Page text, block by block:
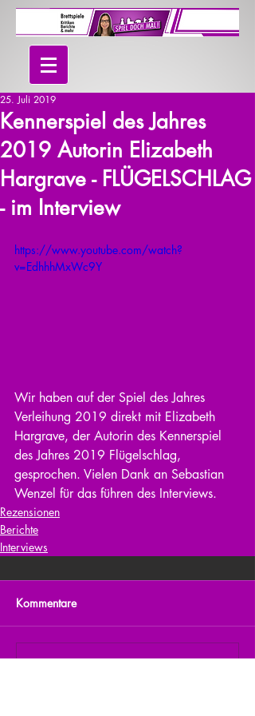
Kennerspiel des Jahres
2019 Autorin Elizabeth
Hargrave - FLÜGELSCHLAG
- im Interview
25. Juli 2019
https://www.youtube.com/watch?
v=EdhhhMxWc9Y
Wir haben auf der Spiel des Jahres
Verleihung 2019 direkt mit Elizabeth
Hargrave, der Autorin des Kennerspiel
des Jahres 2019 Flügelschlag,
gesprochen. Vielen Dank an Sebastian
Wenzel für das führen des Interviews.
Rezensionen
Berichte
Interviews
Kommentare